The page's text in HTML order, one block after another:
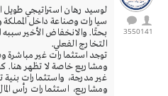
141
3550
لوسيد رهان استراتيجي طويل
سيارات وصناعة داخل المملكة
بحتًا. والانخفاض الأخير سببه
التخارج الفعلي.
توجد استثمارات غير
ومشاريع خاصة لا تظهر
غير مدرجة، واستثمارات بنية
ومشاريع، استثمارات رأس